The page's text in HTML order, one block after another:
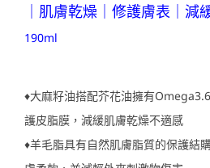
｜肌膚乾燥｜修護膚表｜減
190ml
♦大麻籽油搭配芥花油擁有
護皮脂膜，減緩肌膚乾燥不適感
♦羊毛脂具有自然肌膚脂質的保護結